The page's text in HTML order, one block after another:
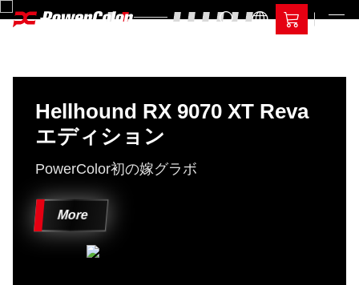
Hellhound RX 9070 XT Reva
エディション
PowerColor初の嫁グラボ
More